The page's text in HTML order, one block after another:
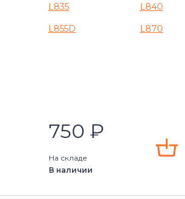
L835
L840
L855D
L870
750 ₽
На складе
В наличии